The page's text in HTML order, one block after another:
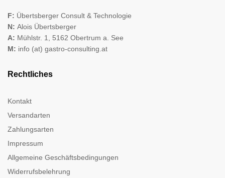
F: Übertsberger Consult & Technologie
N: Alois Übertsberger
A: Mühlstr. 1, 5162 Obertrum a. See
M: info (at) gastro-consulting.at
Rechtliches
Kontakt
Versandarten
Zahlungsarten
Impressum
Allgemeine Geschäftsbedingungen
Widerrufsbelehrung